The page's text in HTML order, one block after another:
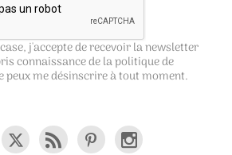
j'accepte de recevoir la newsletter
connaissance de lapolitique de
peux me désinscrire à tout moment.